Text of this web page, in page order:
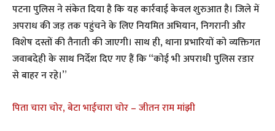
पटना पुलिस ने संकेत दिया है कि यह कार्रवाई केवल शुरुआत है। जिले में
अपराध की जड़ तक पहुंचने के लिए नियमित अभियान, निगरानी और
विशेष दस्तों की तैनाती की जाएगी। साथ ही, थाना प्रभारियों को व्यक्तिगत
जवाबदेही के साथ निर्देश दिए गए हैं कि “कोई भी अपराधी पुलिस रडार
से बाहर न रहे।”
पिता चारा चोर, बेटा भाईचारा चोर – जीतन राम मांझी